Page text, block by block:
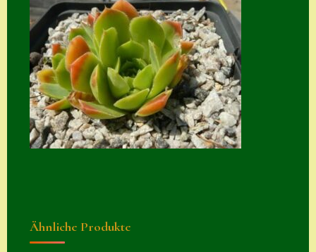
Zahlungs- &
Versandinfos
Zubehör
Zubehör
Ähnliche Produkte